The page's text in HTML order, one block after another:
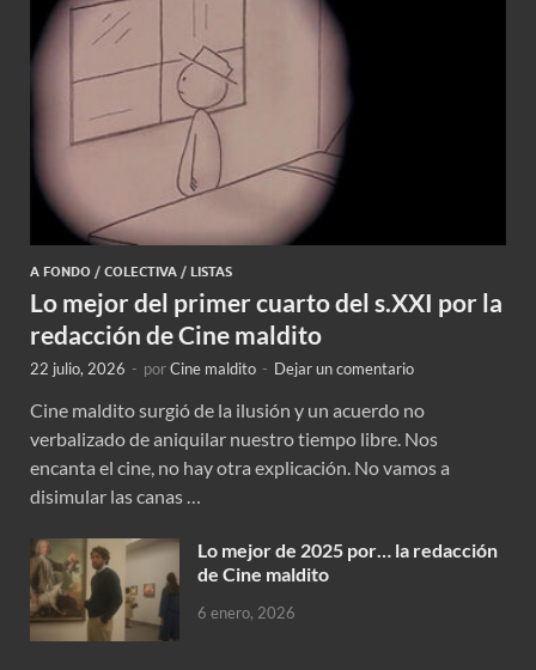
A FONDO / COLECTIVA / LISTAS
Lo mejor del primer cuarto del s.XXI por la
redacción de Cine maldito
22 julio, 2026 - porCine maldito - Dejar un comentario
Cine maldito surgió de la ilusión y un acuerdo no
verbalizado de aniquilar nuestro tiempo libre. Nos
encanta el cine, no hay otra explicación. No vamos a
disimular las canas …
Lo mejor de 2025 por… la redacción
de Cine maldito
6 enero, 2026